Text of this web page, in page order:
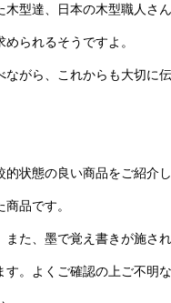
型達、日本の木型職人さ
られるそうですよ。
がら、これからも大切に
状態の良い商品をご紹介し
品です。
た、墨で覚え書きが施さ
。よくご確認の上ご不明